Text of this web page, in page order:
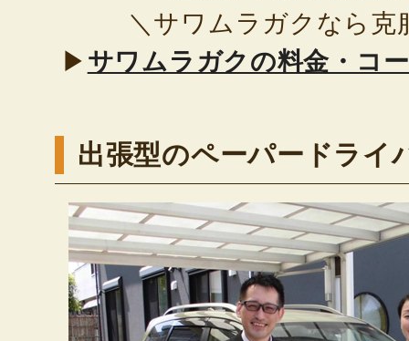
＼サワムラガクなら克
▶ サワムラガクの料金・コ
出張型のペーパードライ